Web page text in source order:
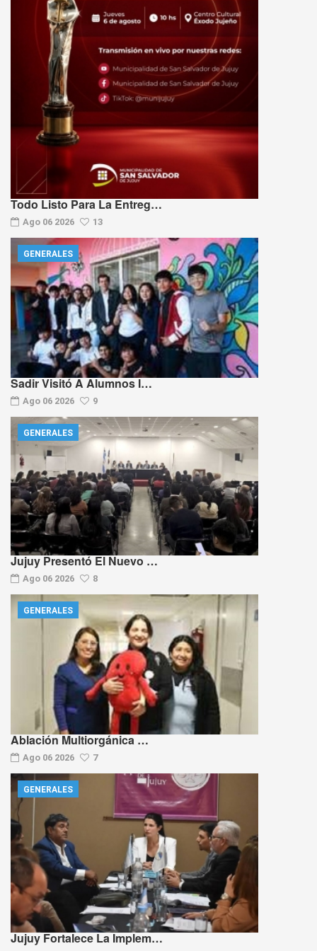
Todo Listo Para La Entreg…
Ago 06 2026 13
Sadir Visitó A Alumnos I…
Ago 06 2026 9
GENERALES
Jujuy Presentó El Nuevo …
Ago 06 2026 8
GENERALES
Ablación Multiorgánica …
Ago 06 2026 7
GENERALES
Jujuy Fortalece La Implem…
GENERALES